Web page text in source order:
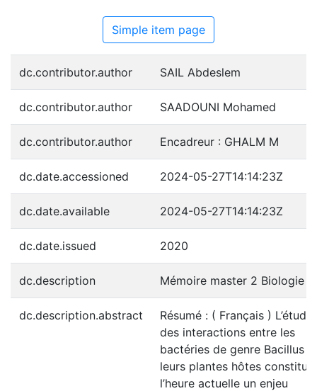
Simple item page
dc.contributor.author SAIL Abdeslem
dc.contributor.author SAADOUNI Mohamed
dc.contributor.author Encadreur : GHALM M
dc.date.accessioned 2024-05-27T14:14:23Z
dc.date.available 2024-05-27T14:14:23Z
dc.date.issued 2020
dc.description Mémoire master 2 Biologie
dc.description.abstract
Résumé : ( Français ) L’étude
des interactions entre les
bactéries de genre Bacillus
leurs plantes hôtes constitue
l’heure actuelle un enjeu